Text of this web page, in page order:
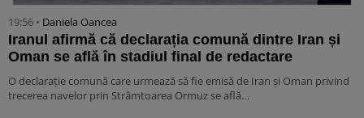
19:56 • Daniela Oancea
Iranul afirmă că declarația comună dintre Iran și
Oman se află în stadiul final de redactare
O declarație comună care urmează să fie emisă de Iran și Oman privind
trecerea navelor prin Strâmtoarea Ormuz se află…